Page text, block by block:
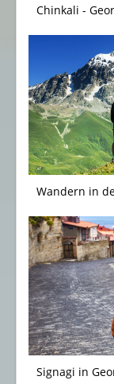
Chinkali -
Wandern in
Signagi in